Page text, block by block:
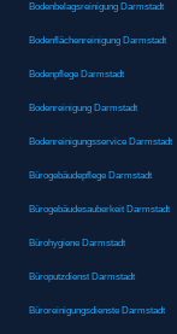
Bodenbelagsreinigung Darmstadt
Bodenflächenreinigung Darmstadt
Bodenpflege Darmstadt
Bodenreinigung Darmstadt
Bodenreinigungsservice Darmstadt
Bürogebäudepflege Darmstadt
Bürogebäudesauberkeit Darmstadt
Bürohygiene Darmstadt
Büroputzdienst Darmstadt
Büroreinigungsdienste Darmstadt